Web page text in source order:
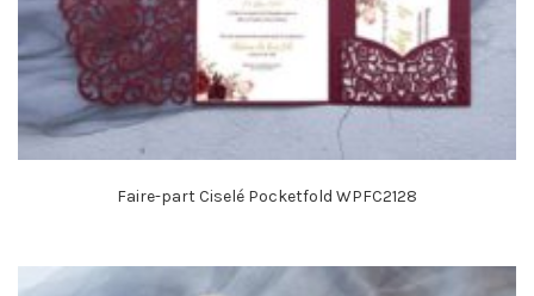
Faire-part Ciselé Pocketfold WPFC2128